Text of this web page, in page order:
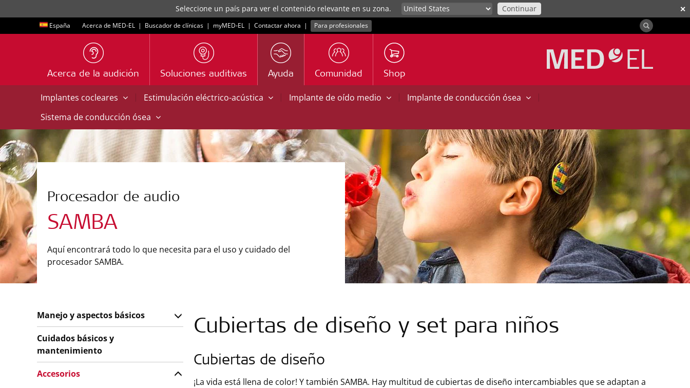
✕
Seleccione un país para ver el contenido relevante en su zona. Continuar
España Acerca de MED-EL | Buscador de clínicas | myMED‑EL | Contactar ahora | Para profesionales
Acerca de la audición Soluciones auditivas Ayuda Comunidad Shop
Implantes cocleares | Estimulación eléctrico-acústica | Implante de oído medio | Implante de conducción ósea
|
Sistema de conducción ósea
Procesador de audio
SAMBA
Aquí encontrará todo lo que necesita para el uso y cuidado del
procesador SAMBA.
Cubiertas de diseño y set para niños
Cubiertas de diseño
¡La vida está llena de color! Y también SAMBA. Hay multitud de cubiertas de diseño intercambiables que se adaptan a
Manejo y aspectos básicos
Cuidados básicos y
mantenimiento
Accesorios